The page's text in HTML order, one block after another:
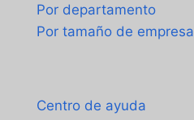
Por departamento
Por tamaño de empresa
Centro de ayuda